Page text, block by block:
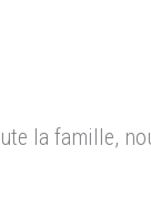
la famille,